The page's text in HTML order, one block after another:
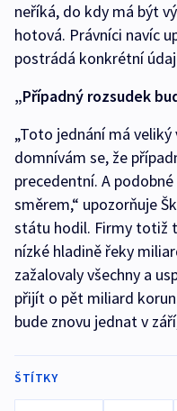
neříká, do kdy má být
hotová. Právníci navíc
postrádá konkrétní
„Případný rozsudek
„Toto jednání má
domnívám se, že
precedentní. A
směrem,“ upozorňuje
státu hodil. Firmy totiž
nízké hladině řeky
zažalovaly všechny a
přijít o pět miliard
bude znovu jednat v
ŠTÍTKY